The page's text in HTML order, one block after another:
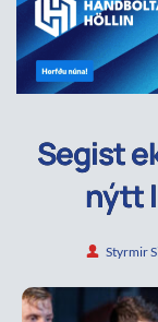
Segist
nýtt
Styrmir